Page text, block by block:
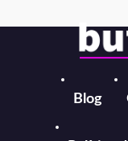
Blog